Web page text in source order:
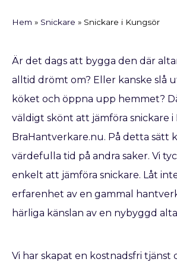
Hem » Snickare » Snickare i Kungsör
Är det dags att bygga den där
alltid drömt om? Eller kanske slå
köket och öppna upp hemmet?
väldigt skönt att jämföra snickare i
BraHantverkare.nu. På detta sätt
värdefulla tid på andra saker. Vi
enkelt att jämföra snickare. Låt
erfarenhet av en gammal
härliga känslan av en nybyggd
Vi har skapat en kostnadsfri tjänst